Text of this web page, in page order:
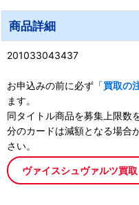
商品詳細
201033043437
お申込みの前に必ず「買取の
ます。
同タイトル商品を募集上限数
分のカードは減額となる場合
さい。
ヴァイスシュヴァルツ買